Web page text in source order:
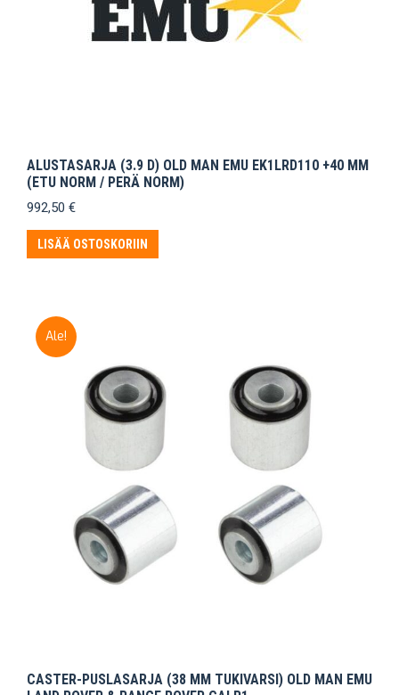
ALUSTASARJA (3.9 D) OLD MAN EMU EK1LRD110 +40 MM
(ETU NORM / PERÄ NORM)
992,50 €
LISÄÄ OSTOSKORIIN
Ale!
CASTER-PUSLASARJA (38 MM TUKIVARSI) OLD MAN EMU